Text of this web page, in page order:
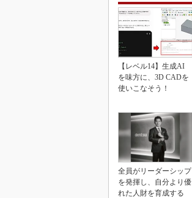
【レベル14】生成AI
を味方に、3D CADを
使いこなそう！
全員がリーダーシップ
を発揮し、自分より優
れた人財を育成する